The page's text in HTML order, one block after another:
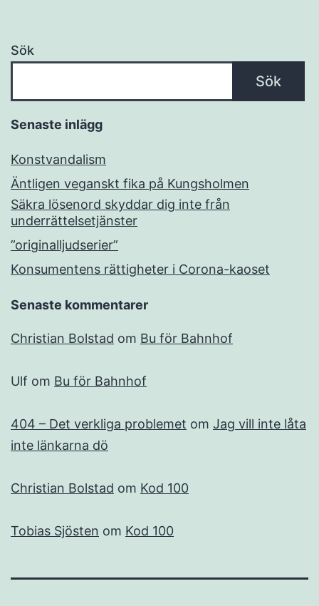
Sök
Sök
Senaste inlägg
Konstvandalism
Äntligen veganskt fika på Kungsholmen
Säkra lösenord skyddar dig inte från
underrättelsetjänster
”originalljudserier”
Konsumentens rättigheter i Corona-kaoset
Senaste kommentarer
Christian Bolstad om Bu för Bahnhof
Ulf om Bu för Bahnhof
404 – Det verkliga problemet om Jag vill inte låta
inte länkarna dö
Christian Bolstad om Kod 100
Tobias Sjösten om Kod 100